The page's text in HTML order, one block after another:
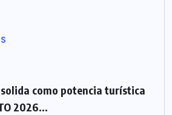
como potencia turística
2026...